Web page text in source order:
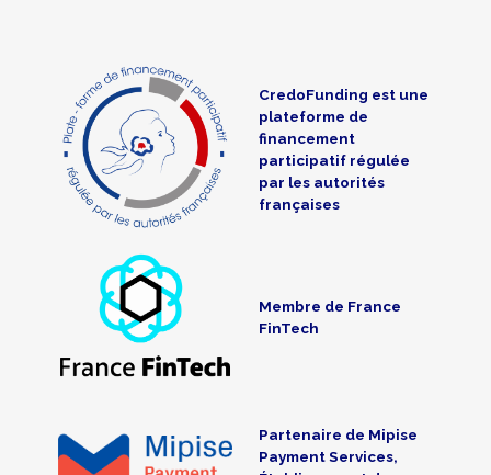
CredoFunding est une
plateforme de
financement
participatif régulée
par les autorités
françaises
Membre de France
FinTech
Partenaire de Mipise
Payment Services,